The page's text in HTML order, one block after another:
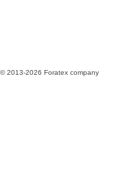
© 2013-2026 Foratex company